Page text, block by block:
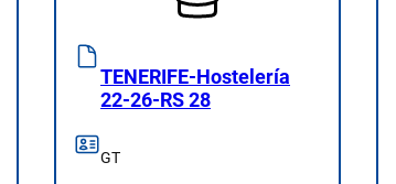
TENERIFE-Hostelería
22-26-RS 28
GT